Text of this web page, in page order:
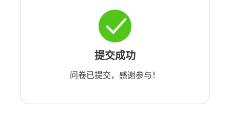
提交成功
问卷已提交，感谢参与！